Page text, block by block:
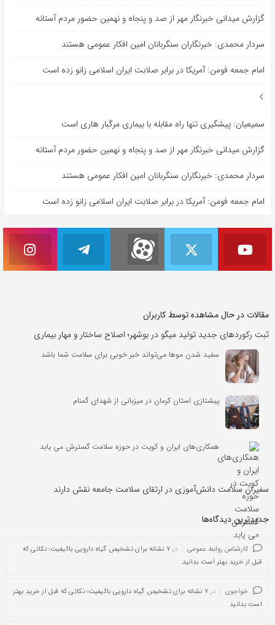
گزارش میدانی خبرنگار مهر از صد و پنجاه و نهمین حضور مردم آستانه
سردار محمدی: خبرنگاران سنگربانان امین افکار عمومی هستند
امام جمعه فومن: آمریکا در برابر صلابت ایران اسلامی زانو زده است
سمیعیان: پیشگیری تنها راه مقابله با بیماری مرگبار هاری است
گزارش میدانی خبرنگار مهر از صد و پنجاه و نهمین حضور مردم آستانه
سردار محمدی: خبرنگاران سنگربانان امین افکار عمومی هستند
امام جمعه فومن: آمریکا در برابر صلابت ایران اسلامی زانو زده است
مقالات در حال مشاهده توسط کاربران
ثبت رکوردهای جدید تولید میگو در بوشهر؛ اصلاح ساختار و مهار بیماری
سفید شدن موها می‌تواند خبر خوبی برای سلامت شما باشد
پیشتازی استان کرمان در میزبانی از شهدای گمنام
همکاری‌های ایران و کویت در حوزه سلامت گسترش می یابد
سفیران سلامت دانش‌آموزی در ارتقای سلامت جامعه نقش دارند
جدیدترین دیدگاه‌‌ها
کارشناس روابط عمومی در
۷ نشانه برای تشخیص گیاه دارویی باکیفیت؛ نکاتی که
قبل از خرید بهتر است بدانید
خواجوی در
۷ نشانه برای تشخیص گیاه دارویی باکیفیت؛ نکاتی که قبل از خرید بهتر
است بدانید